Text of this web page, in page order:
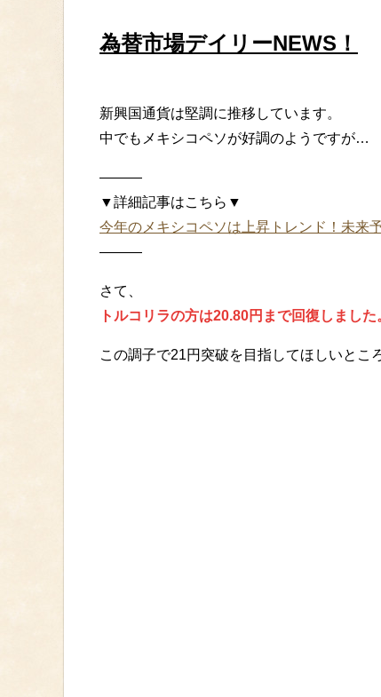
為替市場デイリーNEWS！
新興国通貨は堅調に推移しています。
中でもメキシコペソが好調のようですが…
———
▼詳細記事はこちら▼
今年のメキシコペソは上昇トレンド！未来
———
さて、
トルコリラの方は20.80円まで回復しました
この調子で21円突破を目指してほしいとこ